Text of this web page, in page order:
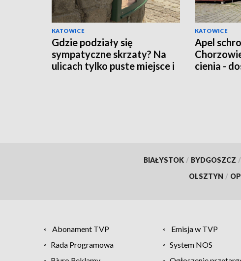
KATOWICE
Gdzie podziały się
sympatyczne skrzaty? Na
ulicach tylko puste miejsce i
KATOWICE
Apel
cienia -
BIAŁYSTOK / BYDGOSZCZ /
OLSZTYN /
Abonament TVP Emisja w TVP
Rada Programowa
System NOS